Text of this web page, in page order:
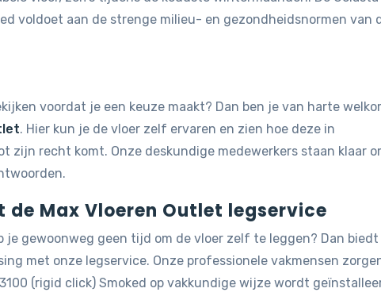
voldoet aan de strenge milieu- en gezondheidsnormen van
voordat je een keuze maakt? Dan ben je van harte
. Hier kun je de vloer zelf ervaren en zien hoe deze in
recht komt. Onze deskundige medewerkers staan klaar
de Max Vloeren Outlet legservice
gewoonweg geen tijd om de vloer zelf te leggen? Dan biedt
met onze legservice. Onze professionele vakmensen
(rigid click) Smoked op vakkundige wijze wordt